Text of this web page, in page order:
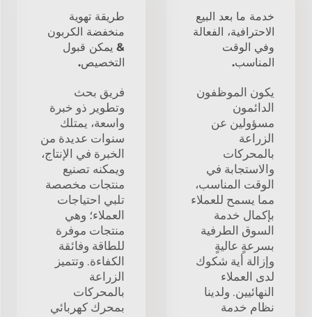
خدمة ما بعد البيع
الاحترافية، الفعالة
وفي الوقت
المناسب.
يكون الموظفون
الدائمون
مسؤولين عن
الزراعة
بالمحركات
والاستجابة في
الوقت المناسب،
مما يسمح للعملاء
بإكمال خدمة
السوق الطرفية
بسرعةٍ عاليةٍ
وإزالة أية شكوك
لدى العملاء
النهائيين. ولدينا
نظام خدمة
طريقة تهوية
منخفضة الكربون
& يمكن قبول
التخصيص.
فريق بحث
وتطوير ذو خبرة
واسعة، يمتلك
سنوات عديدة من
الخبرة في الإنتاج،
ويمكنه تصنيع
منتجات مخصصة
تلبي احتياجات
العملاء؛ وهي
منتجات موفرة
للطاقة وفائقة
الكفاءة. وتتميز
الزراعة
بالمحركات
بمحرك كهربائي